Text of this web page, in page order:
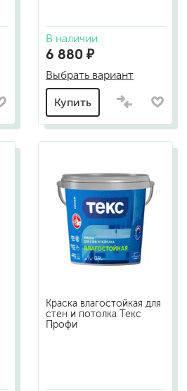
В наличии
6 880 ₽
Выбрать вариант
Купить
Краска влагостойкая для
стен и потолка Текс
Профи